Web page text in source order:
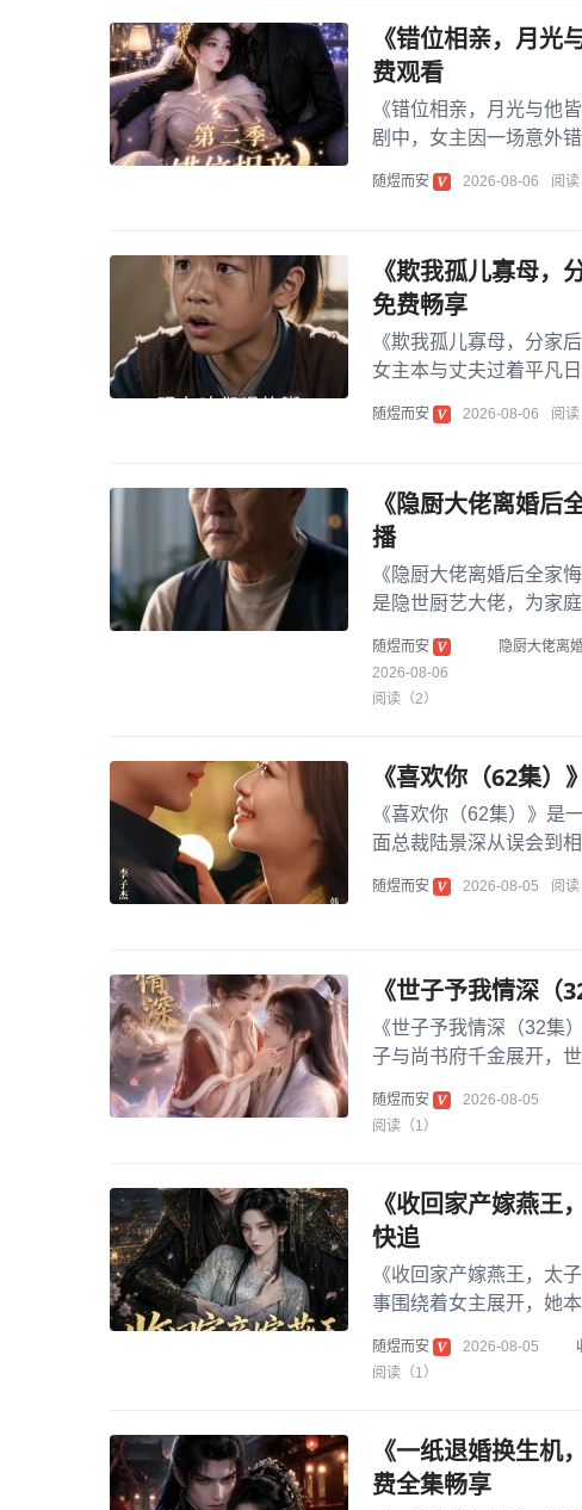
《错位相亲，月光
费观看
《错位相亲，月光与他
剧中，女主因一场意外
随煜而安 2026-08-06 阅读
《欺我孤儿寡母，
免费畅享
《欺我孤儿寡母，分家
女主本与丈夫过着平凡
随煜而安 2026-08-06 阅读
《隐厨大佬离婚后
播
《隐厨大佬离婚后全家
是隐世厨艺大佬，为家
隐厨大佬离
随煜而安
2026-08-06
阅读（2）
《喜欢你（62集
《喜欢你（62集）》是
面总裁陆景深从误会到
随煜而安 2026-08-05 阅读
《世子予我情深（
《世子予我情深（32集
子与尚书府千金展开，
随煜而安
2026-08-05
阅读（1）
《收回家产嫁燕王
快追
《收回家产嫁燕王，太
事围绕着女主展开，她
随煜而安
2026-08-05
阅读（1）
《一纸退婚换生机
费全集畅享